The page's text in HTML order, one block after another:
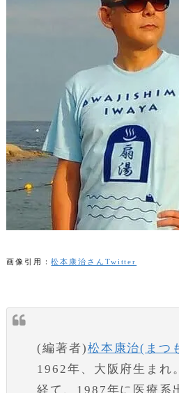
画像引用：松本康治さんTwitter
(編著者)松本康治(まつ
1962年、大阪府生まれ
経て、1987年に医療系